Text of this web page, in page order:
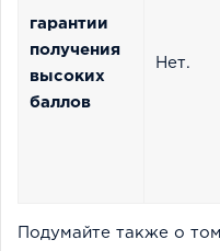
гарантии
получения
высоких
баллов
Нет.
Подумайте также о